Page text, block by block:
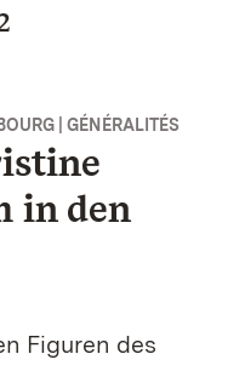
| GÉNÉRALITÉS
in den
Figuren des